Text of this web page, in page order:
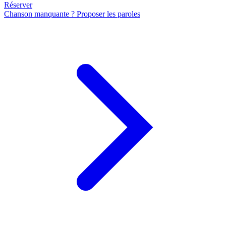
Réserver
Chanson manquante ? Proposer les paroles